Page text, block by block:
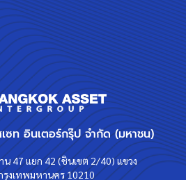
ท อินเตอร์กรุ๊ป จำกัด (มหาชน)
น 47 แยก 42 (ชินเขต 2/40) แขวง
รุงเทพมหานคร 10210